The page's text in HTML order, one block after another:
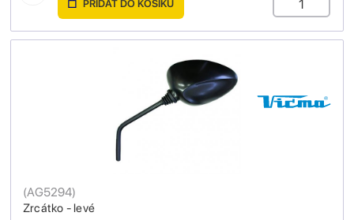
PŘIDAT DO KOŠÍKU
Zrcátko - levé
(AG5294)